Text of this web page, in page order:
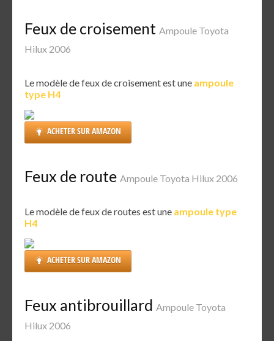
Feux de croisement Ampoule Toyota
Hilux 2006
Le modèle de feux de croisement est une ampoule
type H4
ACHETER SUR AMAZON
Feux de route Ampoule Toyota Hilux 2006
Le modèle de feux de routes est une ampoule type
H4
ACHETER SUR AMAZON
Feux antibrouillard Ampoule Toyota
Hilux 2006